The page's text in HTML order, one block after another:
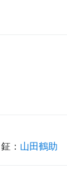
鉦 ： 山田鶴助